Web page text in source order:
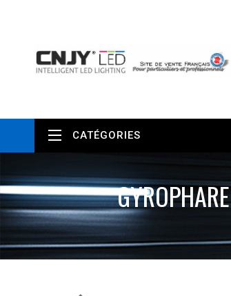
CATÉGORIES